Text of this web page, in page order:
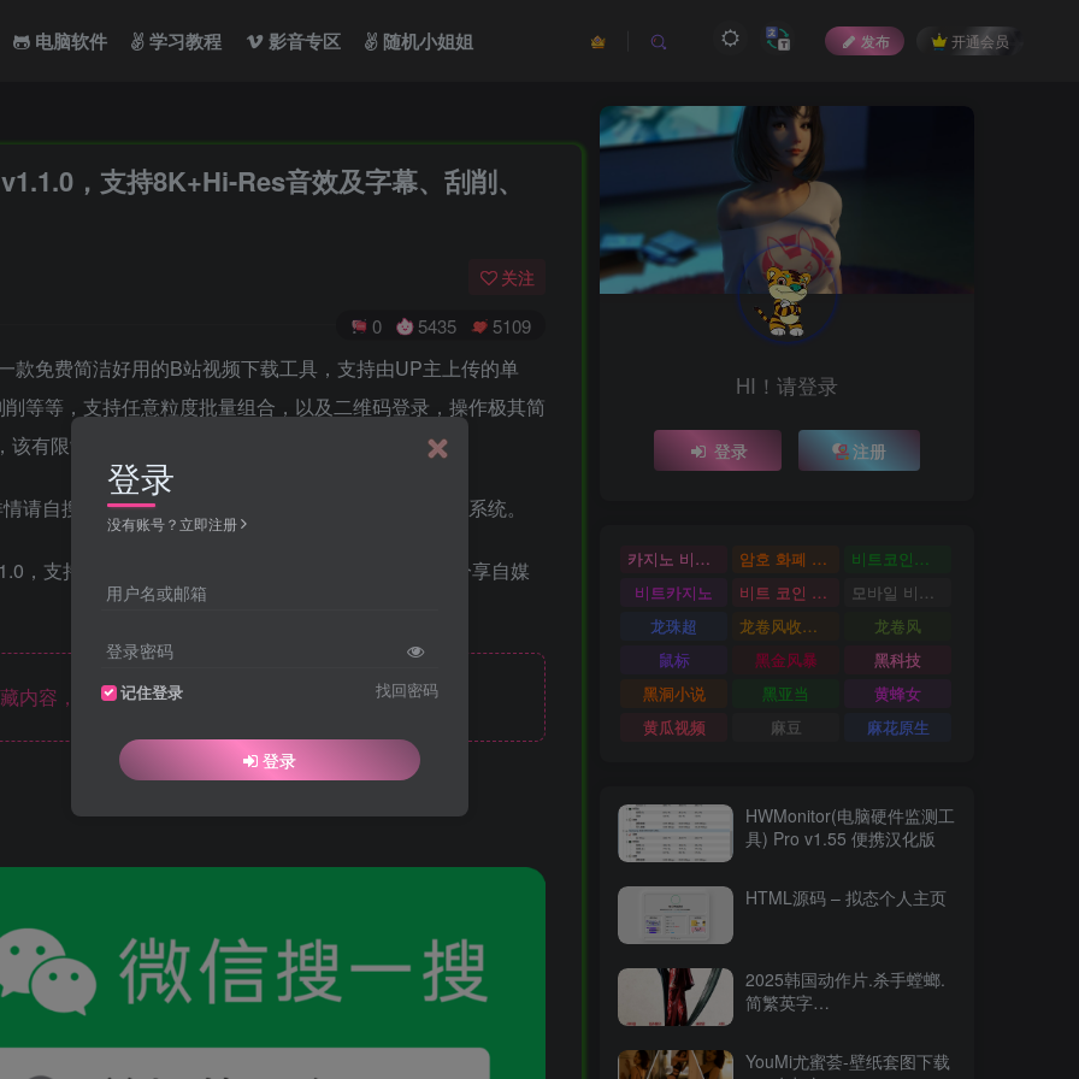
电脑软件 学习教程 影音专区 随机小姐姐 发布 开通会员
，支持8K+Hi-Res音效及字幕、刮削、
关注
0 5435 5109
款免费简洁好用的B站视频下载工具，支持由UP主上传的单
等等，支持任意粒度批量组合，以及二维码登录，操作极其简
有限制的还是会存在。
请自搜。时隔俩月，终于更新了，目前新增支持32位系统。
内容，请登录后查看
HI！请登录
登录 注册
카지노 비트코인 암호 화폐 카지노
비트코인카지노
비트카지노
비트 코인 온라인 카지노
모바일 비트 코인 카지노
龙珠超
龙卷风收音机
龙卷风
鼠标
黑金风暴
黑科技
黑洞小说
黑亚当
黄蜂女
黄瓜视频
麻豆 麻花原生
HWMonitor(电脑硬件监测工
具) Pro v1.55 便携汉化版
HTML源码 – 拟态个人主页
2025韩国动作片.杀手螳螂.
简繁英字
YouMi尤蜜荟-壁纸套图下载
登录
没有账号？立即注册
用户名或邮箱
登录密码
记住登录 找回密码
登录